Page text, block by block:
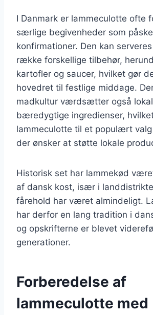
I Danmark er lammeculotte ofte
særlige begivenheder som
konfirmationer. Den kan
række forskellige tilbehør,
kartofler og saucer, hvilket gør
hovedret til festlige middage.
madkultur værdsætter også
bæredygtige ingredienser,
lammeculotte til et populært
der ønsker at støtte lokale
Historisk set har lammekød
af dansk kost, især i
fårehold har været almindeligt.
har derfor en lang tradition i
og opskrifterne er blevet
generationer.
Forberedelse af
lammeculotte med